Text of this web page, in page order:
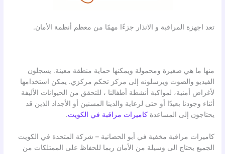
تعد اجهزة المراقبة و الانذار جزءًا مهمًا من معظم أنظمة الأمان.
منها ما هي صغيرة ومحمولة ويمكنها حماية منطقة معينة. يسجلون
الفيديو والصوت ويرسلونه إلى مركز تحكم مركزي. يمكن استخدامها
لأغراض أمنية، لمواكبة أنشطة أطفالنا ، للتحقق من الحيوانات الأليفة
أثناء وجودنا بعيدًا أو حتى لرعاية والدينا المسنين أو الأجداد الذين قد
يحتاجون إلى المساعدةكاميرات مراقبة في الكويت.
كاميرات مراقبة مخفية في أبو الحصانية – شركة المتحدة في الكويت
الجميع يحتاج الى وسيلة من الأمان ربما للحفاظ على الممتلكات من